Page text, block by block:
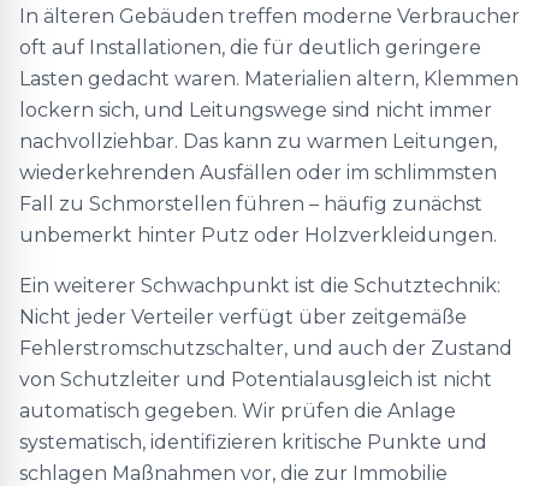
In älteren Gebäuden treffen moderne Verbraucher
oft auf Installationen, die für deutlich geringere
Lasten gedacht waren. Materialien altern, Klemmen
lockern sich, und Leitungswege sind nicht immer
nachvollziehbar. Das kann zu warmen Leitungen,
wiederkehrenden Ausfällen oder im schlimmsten
Fall zu Schmorstellen führen – häufig zunächst
unbemerkt hinter Putz oder Holzverkleidungen.
Ein weiterer Schwachpunkt ist die Schutztechnik:
Nicht jeder Verteiler verfügt über zeitgemäße
Fehlerstromschutzschalter, und auch der Zustand
von Schutzleiter und Potentialausgleich ist nicht
automatisch gegeben. Wir prüfen die Anlage
systematisch, identifizieren kritische Punkte und
schlagen Maßnahmen vor, die zur Immobilie